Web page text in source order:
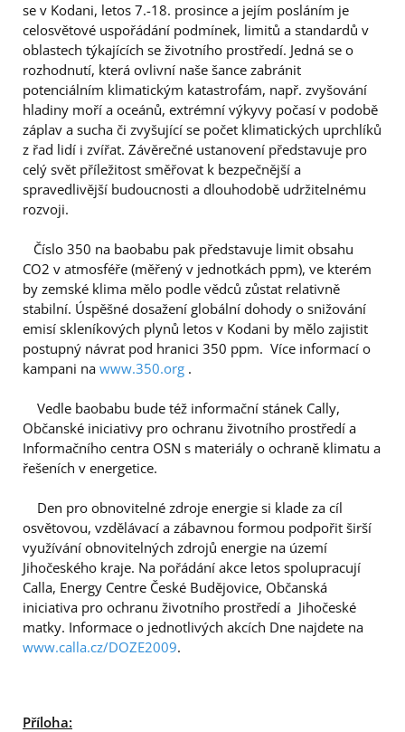
se v Kodani, letos 7.-18. prosince a jejím posláním je
celosvětové uspořádání podmínek, limitů a standardů v
oblastech týkajících se životního prostředí. Jedná se o
rozhodnutí, která ovlivní naše šance zabránit
potenciálním klimatickým katastrofám, např. zvyšování
hladiny moří a oceánů, extrémní výkyvy počasí v podobě
záplav a sucha či zvyšující se počet klimatických uprchlíků
z řad lidí i zvířat. Závěrečné ustanovení představuje pro
celý svět příležitost směřovat k bezpečnější a
spravedlivější budoucnosti a dlouhodobě udržitelnému
rozvoji.
Číslo 350 na baobabu pak představuje limit obsahu
CO2 v atmosféře (měřený v jednotkách ppm), ve kterém
by zemské klima mělo podle vědců zůstat relativně
stabilní. Úspěšné dosažení globální dohody o snižování
emisí skleníkových plynů letos v Kodani by mělo zajistit
postupný návrat pod hranici 350 ppm. Více informací o
kampani na www.350.org .
Vedle baobabu bude též informační stánek Cally,
Občanské iniciativy pro ochranu životního prostředí a
Informačního centra OSN s materiály o ochraně klimatu a
řešeních v energetice.
Den pro obnovitelné zdroje energie si klade za cíl
osvětovou, vzdělávací a zábavnou formou podpořit širší
využívání obnovitelných zdrojů energie na území
Jihočeského kraje. Na pořádání akce letos spolupracují
Calla, Energy Centre České Budějovice, Občanská
iniciativa pro ochranu životního prostředí a Jihočeské
matky. Informace o jednotlivých akcích Dne najdete na
www.calla.cz/DOZE2009.
Příloha: